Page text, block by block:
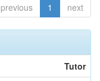
previous 1 next
Tutor